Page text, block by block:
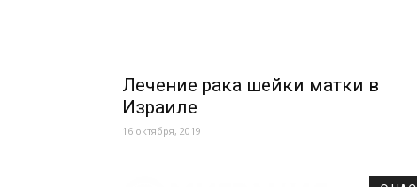
Лечение рака шейки матки в
Израиле
16 октября, 2019